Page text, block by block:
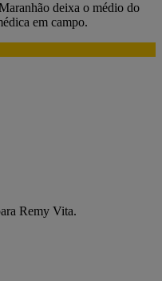
deixa o médio do
em campo.
Remy Vita.